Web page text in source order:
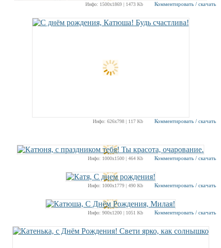
Инфо: 1500х1869 | 1473 Kb Комментировать / скачать
Инфо: 626х798 | 117 Kb Комментировать / скачать
Инфо: 1000х1500 | 464 Kb Комментировать / скачать
Инфо: 1000х1779 | 490 Kb Комментировать / скачать
Инфо: 900х1200 | 1051 Kb Комментировать / скачать